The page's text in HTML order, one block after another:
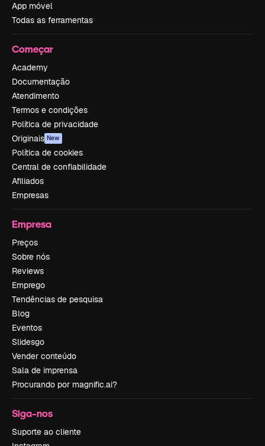
App móvel
Todas as ferramentas
Começar
Academy
Documentação
Atendimento
Termos e condições
Política de privacidade
Originais New
Política de cookies
Central de confiabilidade
Afiliados
Empresas
Empresa
Preços
Sobre nós
Reviews
Emprego
Tendências de pesquisa
Blog
Eventos
Slidesgo
Vender conteúdo
Sala de imprensa
Procurando por magnific.ai?
Siga-nos
Suporte ao cliente